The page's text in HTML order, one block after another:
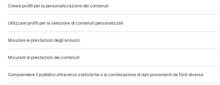
Chi Siamo
Contatti